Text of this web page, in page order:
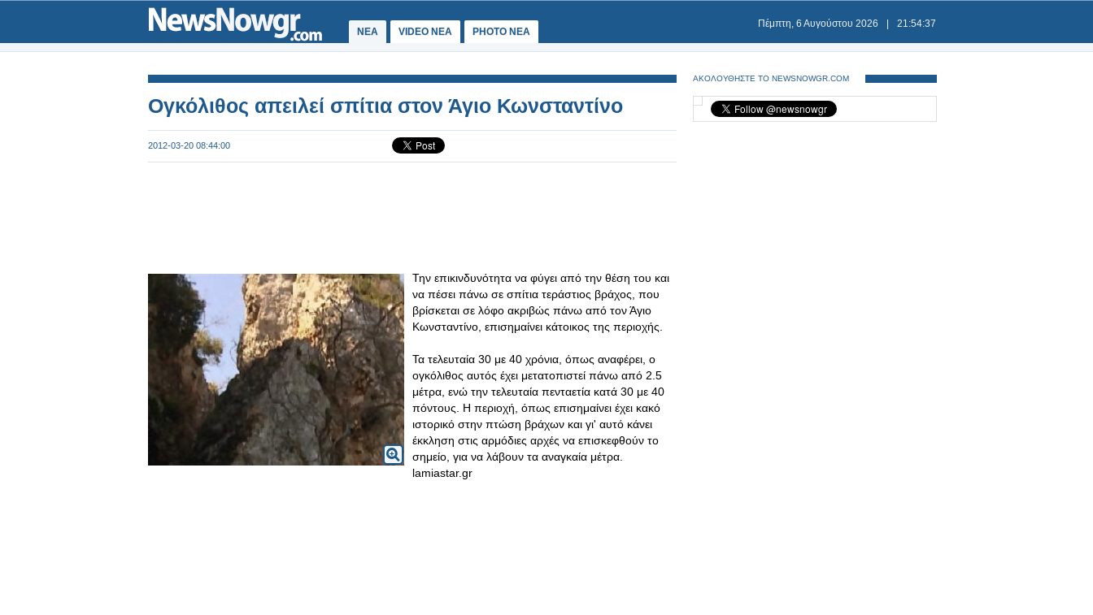
ΝΕΑ VIDEO NEA PHOTO NEA
Πέμπτη, 6 Αυγούστου 2026 21:54:37
Ογκόλιθος απειλεί σπίτια στον Άγιο Κωνσταντίνο
2012-03-20 08:44:00
Την επικινδυνότητα να φύγει από την θέση του και
να πέσει πάνω σε σπίτια τεράστιος βράχος, που
βρίσκεται σε λόφο ακριβώς πάνω από τον Άγιο
Κωνσταντίνο, επισημαίνει κάτοικος της περιοχής.
Τα τελευταία 30 με 40 χρόνια, όπως αναφέρει, ο
ογκόλιθος αυτός έχει μετατοπιστεί πάνω από 2.5
μέτρα, ενώ την τελευταία πενταετία κατά 30 με 40
πόντους. Η περιοχή, όπως επισημαίνει έχει κακό
ιστορικό στην πτώση βράχων και γι' αυτό κάνει
έκκληση στις αρμόδιες αρχές να επισκεφθούν το
σημείο, για να λάβουν τα αναγκαία μέτρα.
lamiastar.gr
ΑΚΟΛΟΥΘΗΣΤΕ ΤΟ NEWSNOWGR.COM